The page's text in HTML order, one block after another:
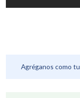
Agréganos como